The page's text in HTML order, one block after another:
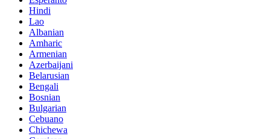
Hindi
Lao
Albanian
Amharic
Armenian
Azerbaijani
Belarusian
Bengali
Bosnian
Bulgarian
Cebuano
Chichewa